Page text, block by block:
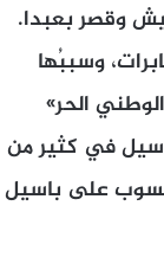
بين قيادة الجيش وقصر بعبدا.
وسببُها
الحر»
في كثير من
على باسيل